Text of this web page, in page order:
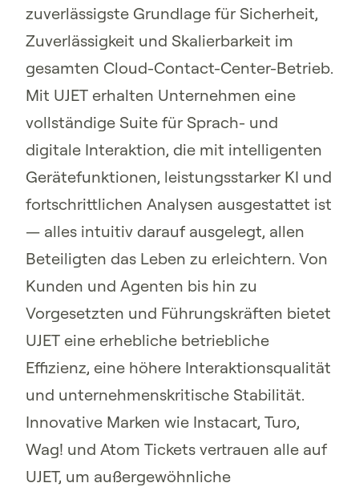
zuverlässigste Grundlage für Sicherheit,
Zuverlässigkeit und Skalierbarkeit im
gesamten Cloud-Contact-Center-Betrieb.
Mit UJET erhalten Unternehmen eine
vollständige Suite für Sprach- und
digitale Interaktion, die mit intelligenten
Gerätefunktionen, leistungsstarker KI und
fortschrittlichen Analysen ausgestattet ist
— alles intuitiv darauf ausgelegt, allen
Beteiligten das Leben zu erleichtern. Von
Kunden und Agenten bis hin zu
Vorgesetzten und Führungskräften bietet
UJET eine erhebliche betriebliche
Effizienz, eine höhere Interaktionsqualität
und unternehmenskritische Stabilität.
Innovative Marken wie Instacart, Turo,
Wag! und Atom Tickets vertrauen alle auf
UJET, um außergewöhnliche